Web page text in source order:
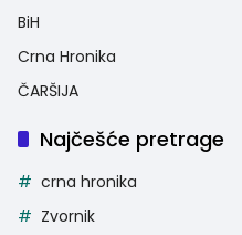
BiH
Crna Hronika
ČARŠIJA
Najčešće pretrage
crna hronika
Zvornik